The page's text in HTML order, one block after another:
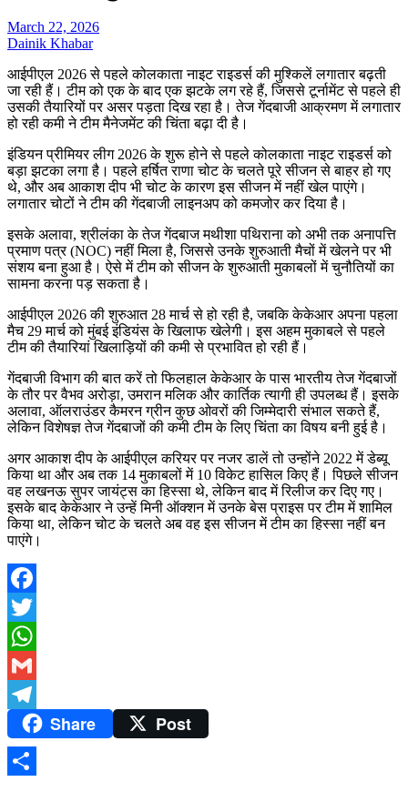
March 22, 2026
Dainik Khabar
आईपीएल 2026 से पहले कोलकाता नाइट राइडर्स की मुश्किलें लगातार बढ़ती
जा रही हैं। टीम को एक के बाद एक झटके लग रहे हैं, जिससे टूर्नामेंट से पहले ही
उसकी तैयारियों पर असर पड़ता दिख रहा है। तेज गेंदबाजी आक्रमण में लगातार
हो रही कमी ने टीम मैनेजमेंट की चिंता बढ़ा दी है।
इंडियन प्रीमियर लीग 2026 के शुरू होने से पहले कोलकाता नाइट राइडर्स को
बड़ा झटका लगा है। पहले हर्षित राणा चोट के चलते पूरे सीजन से बाहर हो गए
थे, और अब आकाश दीप भी चोट के कारण इस सीजन में नहीं खेल पाएंगे।
लगातार चोटों ने टीम की गेंदबाजी लाइनअप को कमजोर कर दिया है।
इसके अलावा, श्रीलंका के तेज गेंदबाज मथीशा पथिराना को अभी तक अनापत्ति
प्रमाण पत्र (NOC) नहीं मिला है, जिससे उनके शुरुआती मैचों में खेलने पर भी
संशय बना हुआ है। ऐसे में टीम को सीजन के शुरुआती मुकाबलों में चुनौतियों का
सामना करना पड़ सकता है।
आईपीएल 2026 की शुरुआत 28 मार्च से हो रही है, जबकि केकेआर अपना पहला
मैच 29 मार्च को मुंबई इंडियंस के खिलाफ खेलेगी। इस अहम मुकाबले से पहले
टीम की तैयारियां खिलाड़ियों की कमी से प्रभावित हो रही हैं।
गेंदबाजी विभाग की बात करें तो फिलहाल केकेआर के पास भारतीय तेज गेंदबाजों
के तौर पर वैभव अरोड़ा, उमरान मलिक और कार्तिक त्यागी ही उपलब्ध हैं। इसके
अलावा, ऑलराउंडर कैमरन ग्रीन कुछ ओवरों की जिम्मेदारी संभाल सकते हैं,
लेकिन विशेषज्ञ तेज गेंदबाजों की कमी टीम के लिए चिंता का विषय बनी हुई है।
अगर आकाश दीप के आईपीएल करियर पर नजर डालें तो उन्होंने 2022 में डेब्यू
किया था और अब तक 14 मुकाबलों में 10 विकेट हासिल किए हैं। पिछले सीजन
वह लखनऊ सुपर जायंट्स का हिस्सा थे, लेकिन बाद में रिलीज कर दिए गए।
इसके बाद केकेआर ने उन्हें मिनी ऑक्शन में उनके बेस प्राइस पर टीम में शामिल
किया था, लेकिन चोट के चलते अब वह इस सीजन में टीम का हिस्सा नहीं बन
पाएंगे।
Facebook
Twitter
WhatsApp
Gmail
TelegramShare Post